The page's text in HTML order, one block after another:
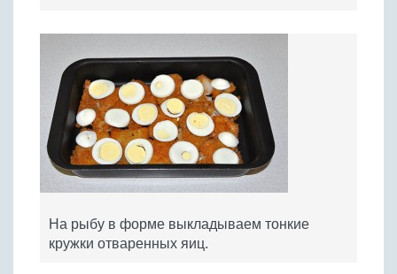
На рыбу в форме выкладываем тонкие
кружки отваренных яиц.